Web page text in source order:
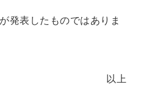
発表したものではありま
以上